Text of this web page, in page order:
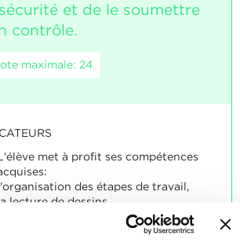
et de le soumettre
contrôle.
maximale: 24
met à profit ses compétences
des étapes de travail,
lecture de dessins,
la détermination de coordonnées et de
dimensions de coupe manquantes,